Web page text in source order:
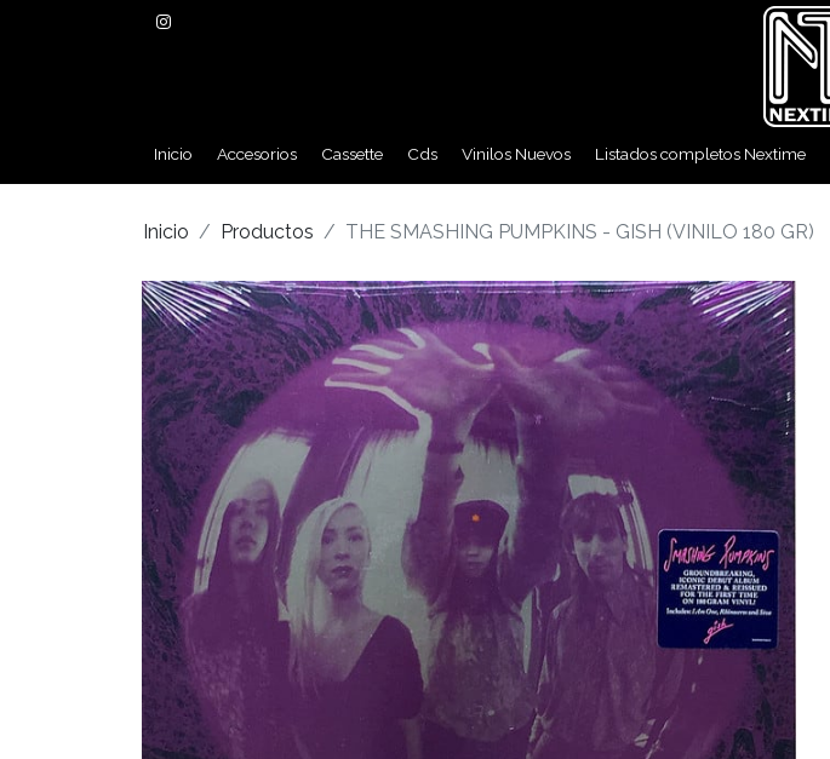
Inicio Accesorios Cassette Cds Vinilos Nuevos Listados completos Nextime
Inicio Productos THE SMASHING PUMPKINS - GISH (VINILO 180 GR)